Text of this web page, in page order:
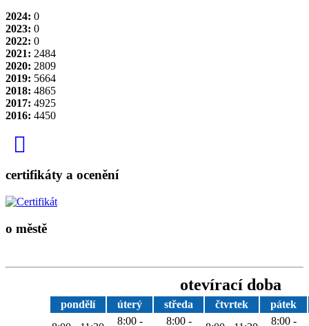
2024: 0
2023: 0
2022: 0
2021: 2484
2020: 2809
2019: 5664
2018: 4865
2017: 4925
2016: 4450
certifikáty a ocenění
o městě
otevírací doba
pondělí úterý středa čtvrtek pátek
8:00 -
8:00 -
8:00 -